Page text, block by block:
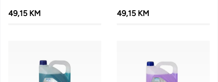
49,15 KM
49,15 KM